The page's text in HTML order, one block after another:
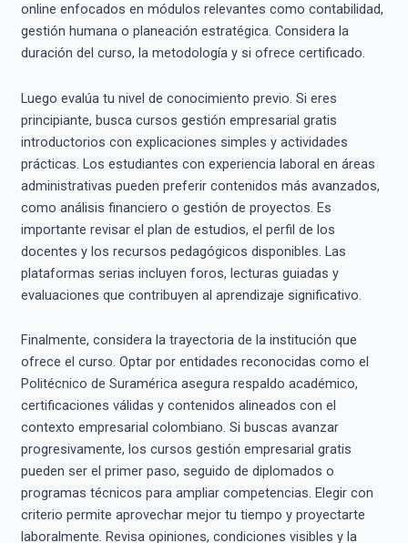
online enfocados en módulos relevantes como contabilidad,
gestión humana o planeación estratégica. Considera la
duración del curso, la metodología y si ofrece certificado.
Luego evalúa tu nivel de conocimiento previo. Si eres
principiante, busca cursos gestión empresarial gratis
introductorios con explicaciones simples y actividades
prácticas. Los estudiantes con experiencia laboral en áreas
administrativas pueden preferir contenidos más avanzados,
como análisis financiero o gestión de proyectos. Es
importante revisar el plan de estudios, el perfil de los
docentes y los recursos pedagógicos disponibles. Las
plataformas serias incluyen foros, lecturas guiadas y
evaluaciones que contribuyen al aprendizaje significativo.
Finalmente, considera la trayectoria de la institución que
ofrece el curso. Optar por entidades reconocidas como el
Politécnico de Suramérica asegura respaldo académico,
certificaciones válidas y contenidos alineados con el
contexto empresarial colombiano. Si buscas avanzar
progresivamente, los cursos gestión empresarial gratis
pueden ser el primer paso, seguido de diplomados o
programas técnicos para ampliar competencias. Elegir con
criterio permite aprovechar mejor tu tiempo y proyectarte
laboralmente. Revisa opiniones, condiciones visibles y la